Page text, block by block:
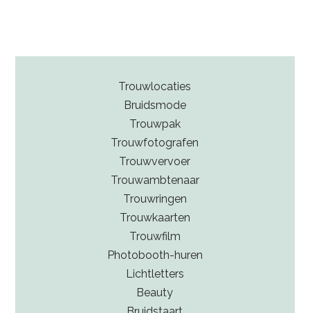
Trouwlocaties
Bruidsmode
Trouwpak
Trouwfotografen
Trouwvervoer
Trouwambtenaar
Trouwringen
Trouwkaarten
Trouwfilm
Photobooth-huren
Lichtletters
Beauty